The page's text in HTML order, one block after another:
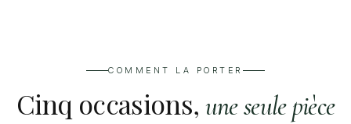
COMMENT LA PORTER
Cinq occasions, une seule pièce